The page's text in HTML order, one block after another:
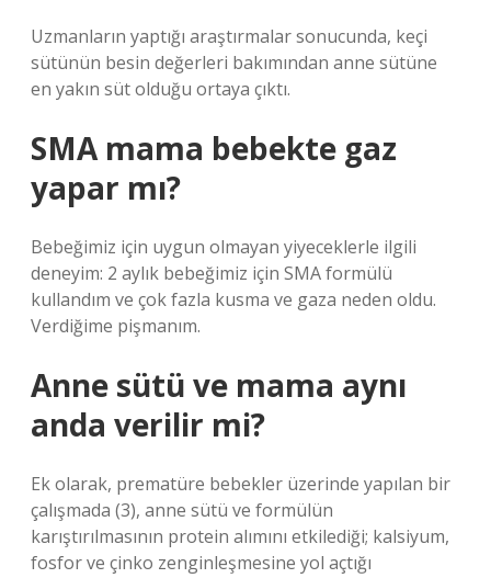
Uzmanların yaptığı araştırmalar sonucunda, keçi
sütünün besin değerleri bakımından anne sütüne
en yakın süt olduğu ortaya çıktı.
SMA mama bebekte gaz
yapar mı?
Bebeğimiz için uygun olmayan yiyeceklerle ilgili
deneyim: 2 aylık bebeğimiz için SMA formülü
kullandım ve çok fazla kusma ve gaza neden oldu.
Verdiğime pişmanım.
Anne sütü ve mama aynı
anda verilir mi?
Ek olarak, prematüre bebekler üzerinde yapılan bir
çalışmada (3), anne sütü ve formülün
karıştırılmasının protein alımını etkilediği; kalsiyum,
fosfor ve çinko zenginleşmesine yol açtığı